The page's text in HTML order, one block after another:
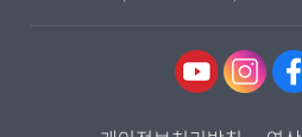
국제협력단